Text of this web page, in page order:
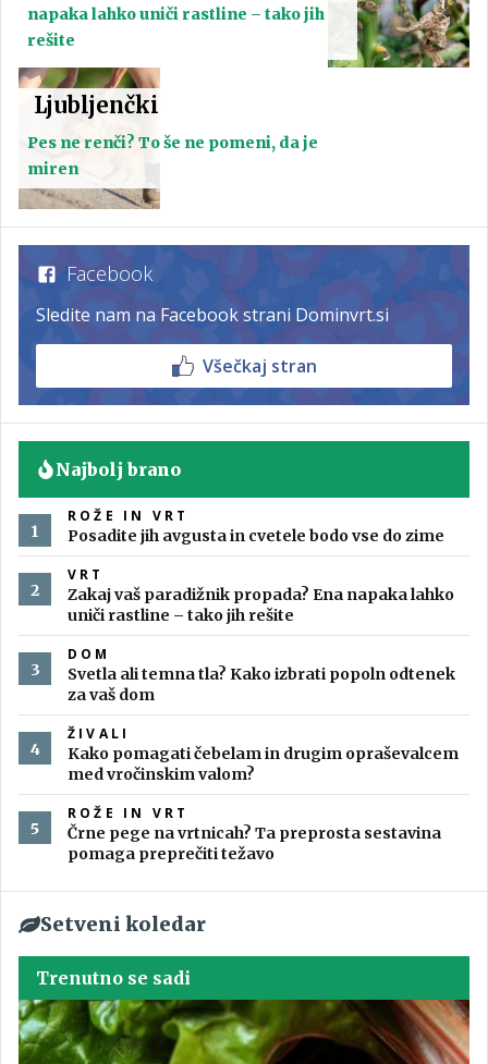
napaka lahko uniči rastline – tako jih
rešite
Ljubljenčki
Pes ne renči? To še ne pomeni, da je
miren
Facebook
Sledite nam na Facebook strani Dominvrt.si
Všečkaj stran
Najbolj brano
ROŽE IN VRT
Posadite jih avgusta in cvetele bodo vse do zime
VRT
Zakaj vaš paradižnik propada? Ena napaka lahko
uniči rastline – tako jih rešite
DOM
Svetla ali temna tla? Kako izbrati popoln odtenek
za vaš dom
ŽIVALI
Kako pomagati čebelam in drugim opraševalcem
med vročinskim valom?
ROŽE IN VRT
Črne pege na vrtnicah? Ta preprosta sestavina
pomaga preprečiti težavo
Setveni koledar
Trenutno se sadi